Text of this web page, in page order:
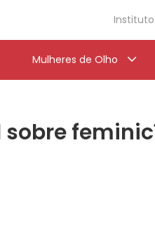
Mulheres de Olho
sobre